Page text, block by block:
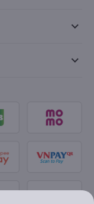
keyboard_arrow_down
keyboard_arrow_down